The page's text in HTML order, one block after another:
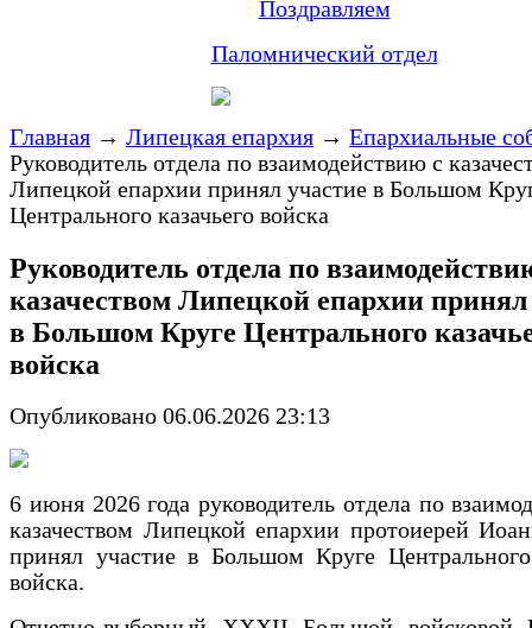
Поздравляем
Паломнический отдел
Главная → Липецкая епархия → Епархиальные
Руководитель отдела по взаимодействию с
Липецкой епархии принял участие в Большом
Центрального казачьего войска
Руководитель отдела по
казачеством Липецкой епархии принял
в Большом Круге Центрального
войска
Опубликовано 06.06.2026 23:13
6 июня 2026 года руководитель отдела по
казачеством Липецкой епархии протоиерей
принял участие в Большом Круге Центрального
войска.